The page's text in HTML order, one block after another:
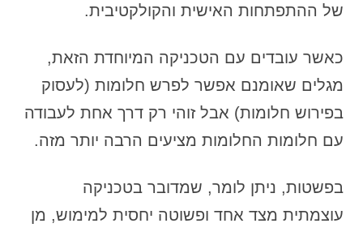
של ההתפתחות האישית והקולקטיבית.
כאשר עובדים עם הטכניקה המיוחדת הזאת,
מגלים שאומנם אפשר לפרש חלומות (לעסוק
בפירוש חלומות) אבל זוהי רק דרך אחת לעבודה
עם חלומות החלומות מציעים הרבה יותר מזה.
בפשטות, ניתן לומר, שמדובר בטכניקה
עוצמתית מצד אחד ופשוטה יחסית למימוש, מן